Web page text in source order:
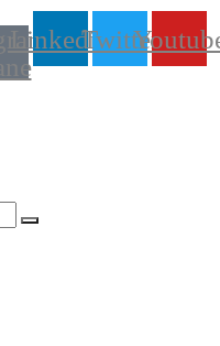
LinkedinTwitter